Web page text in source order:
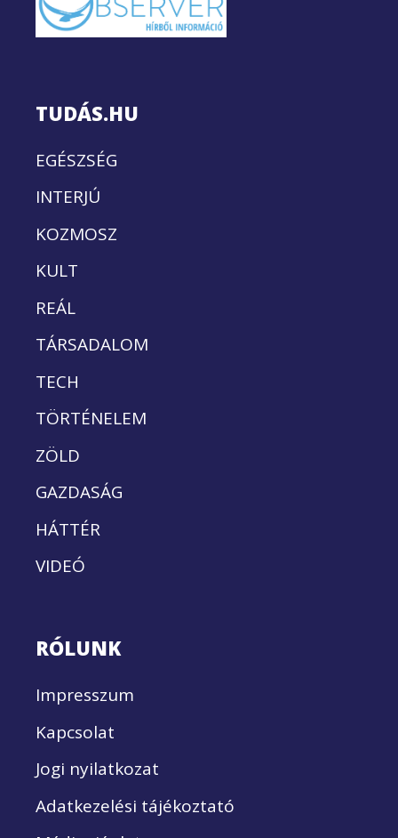
TUDÁS.HU
EGÉSZSÉG
INTERJÚ
KOZMOSZ
KULT
REÁL
TÁRSADALOM
TECH
TÖRTÉNELEM
ZÖLD
GAZDASÁG
HÁTTÉR
VIDEÓ
RÓLUNK
Impresszum
Kapcsolat
Jogi nyilatkozat
Adatkezelési tájékoztató